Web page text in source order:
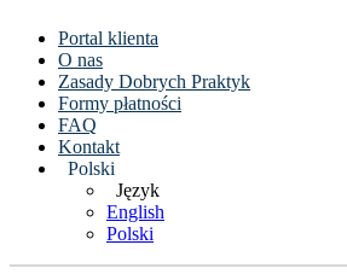
Portal klienta
O nas
Zasady Dobrych Praktyk
Formy płatności
FAQ
Kontakt
Polski
Język
English
Polski